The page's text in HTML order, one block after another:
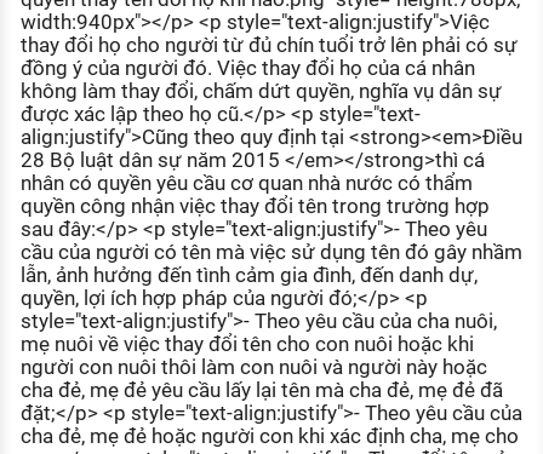
width:940px"></p> <p style="text-align:justify">Việc
thay đổi họ cho người từ đủ chín tuổi trở lên phải có sự
đồng ý của người đó. Việc thay đổi họ của cá nhân
không làm thay đổi, chấm dứt quyền, nghĩa vụ dân sự
được xác lập theo họ cũ.</p> <p style="text-
align:justify">Cũng theo quy định tại <strong><em>Điều
28 Bộ luật dân sự năm 2015 </em></strong>thì cá
nhân có quyền yêu cầu cơ quan nhà nước có thẩm
quyền công nhận việc thay đổi tên trong trường hợp
sau đây:</p> <p style="text-align:justify">- Theo yêu
cầu của người có tên mà việc sử dụng tên đó gây nhầm
lẫn, ảnh hưởng đến tình cảm gia đình, đến danh dự,
quyền, lợi ích hợp pháp của người đó;</p> <p
style="text-align:justify">- Theo yêu cầu của cha nuôi,
mẹ nuôi về việc thay đổi tên cho con nuôi hoặc khi
người con nuôi thôi làm con nuôi và người này hoặc
cha đẻ, mẹ đẻ yêu cầu lấy lại tên mà cha đẻ, mẹ đẻ đã
đặt;</p> <p style="text-align:justify">- Theo yêu cầu của
cha đẻ, mẹ đẻ hoặc người con khi xác định cha, mẹ cho